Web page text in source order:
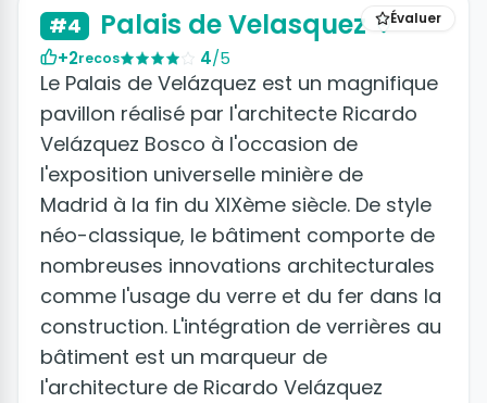
Évaluer
#4 Palais de Velasquez
+2recos 4/5
Le Palais de Velázquez est un magnifique
pavillon réalisé par l'architecte Ricardo
Velázquez Bosco à l'occasion de
l'exposition universelle minière de
Madrid à la fin du XIXème siècle. De style
néo-classique, le bâtiment comporte de
nombreuses innovations architecturales
comme l'usage du verre et du fer dans la
construction. L'intégration de verrières au
bâtiment est un marqueur de
l'architecture de Ricardo Velázquez